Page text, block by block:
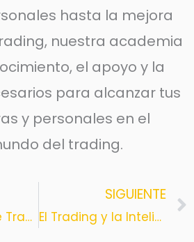
hasta la mejora
nuestra academia
el apoyo y la
para alcanzar tus
y personales en el
del trading.
Los 5 Errores de Trading que te Pueden Arruinar
SIGUIENTE
El Trading y la Inteligencia Artificial: Una Revolución en tus Estrategias